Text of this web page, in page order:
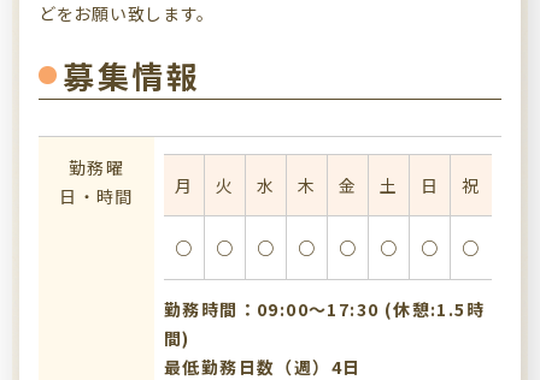
どをお願い致します。
募集情報
勤務曜
日・時間
月 火 水 木 金 土 日 祝
○ ○ ○ ○ ○ ○ ○ ○
勤務時間：09:00〜17:30 (休憩:1.5時
間)
最低勤務日数（週）4日